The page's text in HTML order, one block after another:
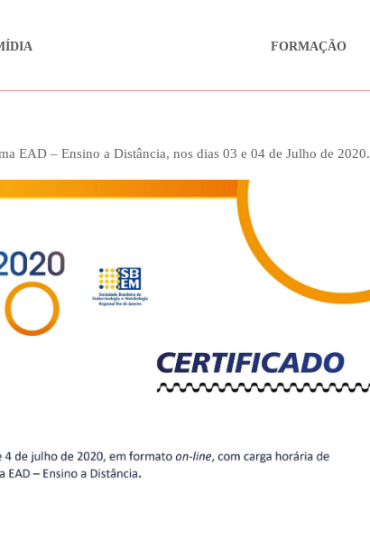
FORMAÇÃO
EAD – Ensino a Distância, nos dias 03 e 04 de Julho de 2020.